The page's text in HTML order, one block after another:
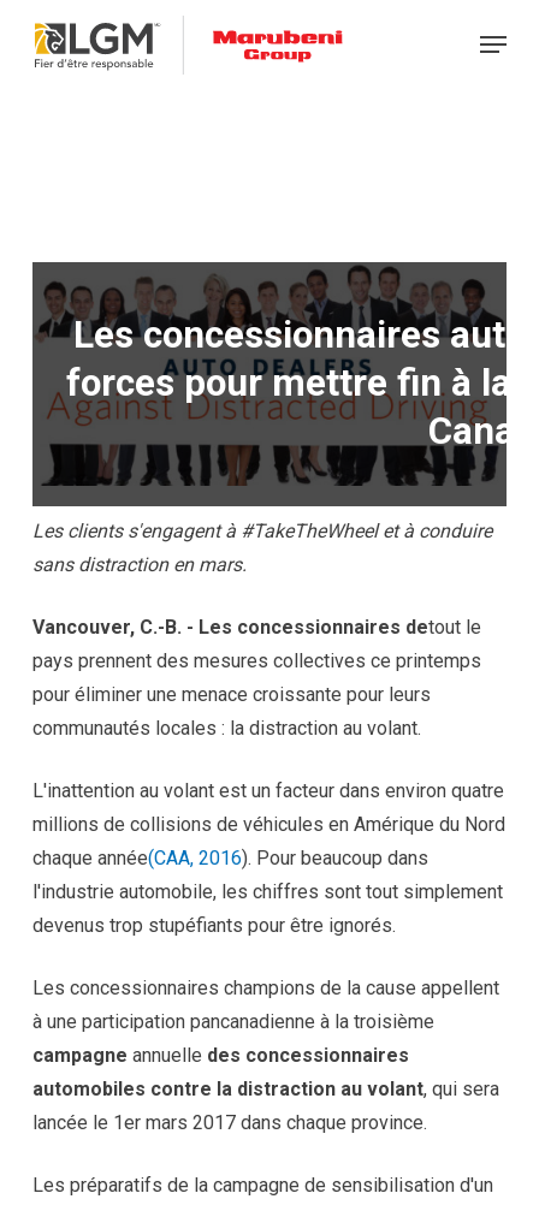
Menu
Les concessionnaires
forces pour mettre fin à la
Les clients s'engagent à #TakeTheWheel et à conduire
sans distraction en mars.
Vancouver, C.-B. - Les concessionnaires detout le
pays prennent des mesures collectives ce printemps
pour éliminer une menace croissante pour leurs
communautés locales : la distraction au volant.
L'inattention au volant est un facteur dans environ quatre
millions de collisions de véhicules en Amérique du Nord
chaque année(CAA, 2016). Pour beaucoup dans
l'industrie automobile, les chiffres sont tout simplement
devenus trop stupéfiants pour être ignorés.
Les concessionnaires champions de la cause appellent
à une participation pancanadienne à la troisième
campagne annuelle des concessionnaires
automobiles contre la distraction au volant, qui sera
lancée le 1er mars 2017 dans chaque province.
Les préparatifs de la campagne de sensibilisation d'un